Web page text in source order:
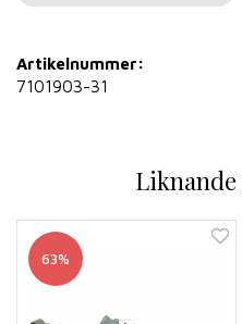
Artikelnummer:
7101903-31
63%